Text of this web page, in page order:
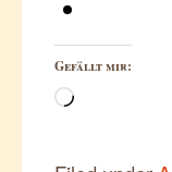
Gefällt mir:
Wird